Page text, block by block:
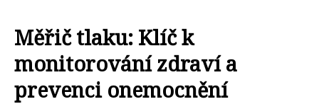
Měřič tlaku: Klíč k
monitorování zdraví a
prevenci onemocnění